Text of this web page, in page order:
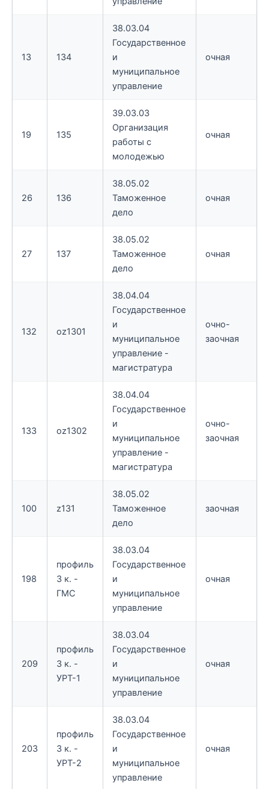
13 134
38.03.04
Государственное
и
муниципальное
управление
очная
19 135
39.03.03
Организация
работы с
молодежью
очная
26 136
38.05.02
Таможенное
дело
очная
27 137
38.05.02
Таможенное
дело
очная
132 oz1301
38.04.04
Государственное
и
муниципальное
управление -
магистратура
очно-
заочная
133 oz1302
38.04.04
Государственное
и
муниципальное
управление -
магистратура
очно-
заочная
100 z131
38.05.02
Таможенное
дело
заочная
198
профиль
3 к. -
ГМС
38.03.04
Государственное
и
муниципальное
управление
очная
209
профиль
3 к. -
УРТ-1
38.03.04
Государственное
и
муниципальное
управление
очная
203
профиль
3 к. -
УРТ-2
38.03.04
Государственное
и
муниципальное
управление
очная